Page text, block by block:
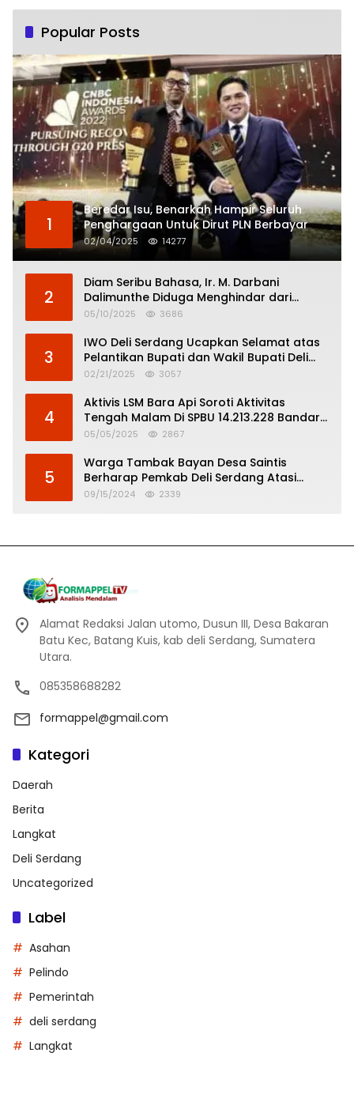
Popular Posts
1
Beredar Isu, Benarkah Hampir Seluruh
Penghargaan Untuk Dirut PLN Berbayar
02/04/2025 14277
2
Diam Seribu Bahasa, Ir. M. Darbani
Dalimunthe Diduga Menghindar dari
Pertanggungjawaban Politik
05/10/2025 3686
3
IWO Deli Serdang Ucapkan Selamat atas
Pelantikan Bupati dan Wakil Bupati Deli
Serdang
02/21/2025 3057
4
Aktivis LSM Bara Api Soroti Aktivitas
Tengah Malam Di SPBU 14.213.228 Bandar
Tinggi
05/05/2025 2867
5
Warga Tambak Bayan Desa Saintis
Berharap Pemkab Deli Serdang Atasi
Banjir
09/15/2024 2339
Alamat Redaksi Jalan utomo, Dusun III, Desa Bakaran
Batu Kec, Batang Kuis, kab deli Serdang, Sumatera
Utara.
085358688282
formappel@gmail.com
Kategori
Daerah
Berita
Langkat
Deli Serdang
Uncategorized
Label
Asahan
Pelindo
Pemerintah
deli serdang
Langkat